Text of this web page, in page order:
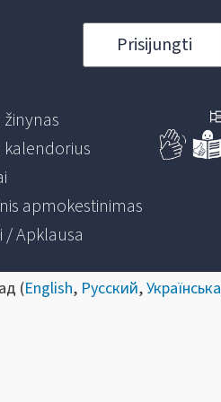
Prisijungti
žinynas
kalendorius
apmokestinimas
/ Apklausa
(English, Русский,Українська